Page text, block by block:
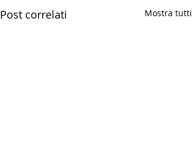
Post correlati Mostra tutti